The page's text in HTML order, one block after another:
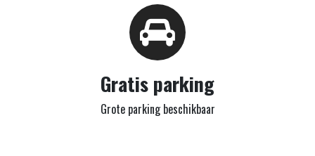
Gratis parking
Grote parking beschikbaar